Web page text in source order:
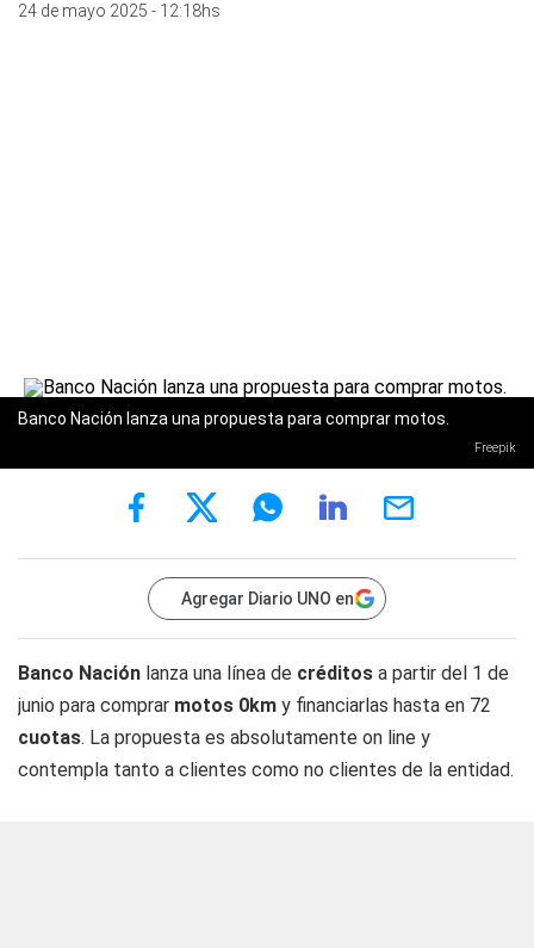
24 de mayo 2025 - 12:18hs
Banco Nación lanza una propuesta para comprar motos.
Freepik
Agregar Diario UNO en
Banco Nación lanza una línea de créditos a partir del 1 de
junio para comprar motos 0km y financiarlas hasta en 72
cuotas. La propuesta es absolutamente on line y
contempla tanto a clientes como no clientes de la entidad.